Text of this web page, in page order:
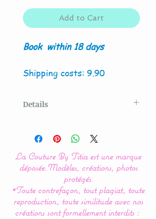
Add to Cart
Book within 18 days
Shipping costs: 9.90
Details
La Couture By Titia
Possibility of creation with
4 owls and / or koala fox.
This koala cloud bed
bumper is composed of 5
La Couture By Titia est une marque
déposée.Modèles, créations, photos
protégés.
*Toute contrefaçon, tout plagiat, toute
reproduction, toute similitude avec nos
créations sont formellement interdits :